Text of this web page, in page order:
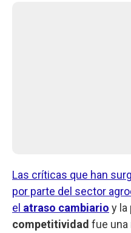
Las críticas que han
por parte del sector
el atraso cambiario y la
competitividad fue una